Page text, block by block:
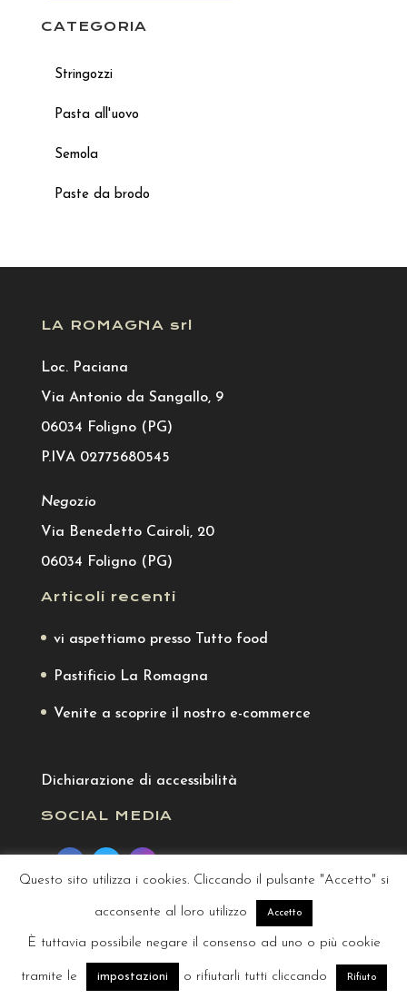
CATEGORIA
Stringozzi
Pasta all'uovo
Semola
Paste da brodo
LA ROMAGNA srl
Loc. Paciana
Via Antonio da Sangallo, 9
06034 Foligno (PG)
P.IVA 02775680545
Negozio
Via Benedetto Cairoli, 20
06034 Foligno (PG)
Articoli recenti
vi aspettiamo presso Tutto food
Pastificio La Romagna
Venite a scoprire il nostro e-commerce
Dichiarazione di accessibilità
SOCIAL MEDIA
Chi siamo Blog Download Certificazione
Questo sito utilizza i cookies. Cliccando il pulsante "Accetto" si
acconsente al loro utilizzo Accetto
È tuttavia possibile negare il consenso ad uno o più cookie
tramite le impostazioni o rifiutarli tutti cliccando Rifiuto